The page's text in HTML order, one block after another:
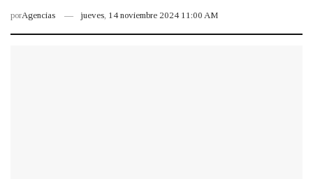
porAgencias jueves, 14 noviembre 2024 11:00 AM